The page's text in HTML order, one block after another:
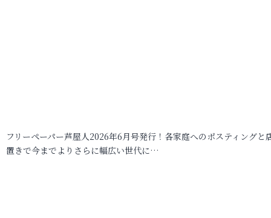
フリーペーパー芦屋人2026年6月号発行！各家庭へのポスティングと
置きで今までよりさらに幅広い世代に…